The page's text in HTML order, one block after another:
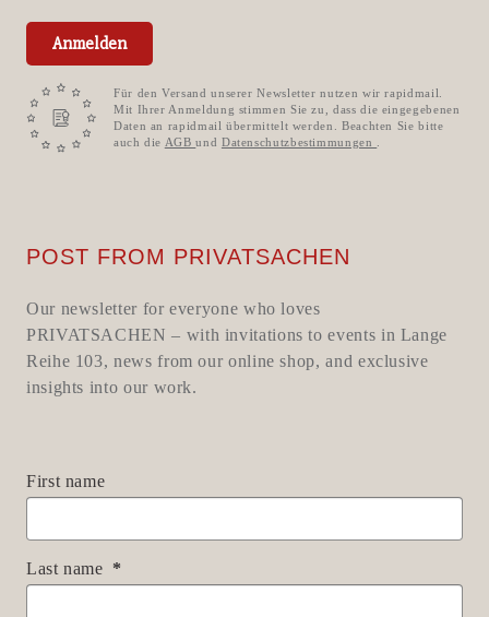
Anmelden
Für den Versand unserer Newsletter nutzen wir rapidmail.
Mit Ihrer Anmeldung stimmen Sie zu, dass die eingegebenen
Daten an rapidmail übermittelt werden. Beachten Sie bitte
auch die AGBund Datenschutzbestimmungen
POST FROM PRIVATSACHEN
Our newsletter for everyone who loves
PRIVATSACHEN – with invitations to events in Lange
Reihe 103, news from our online shop, and exclusive
insights into our work.
First name
Last name